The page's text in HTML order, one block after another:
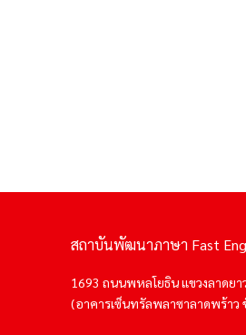
สถาบันพัฒนาภาษา Fast
1693 ถนนพหลโยธิน แขวงลาดย
(อาคารเซ็นทรัลพลาซาลาดพร้าว